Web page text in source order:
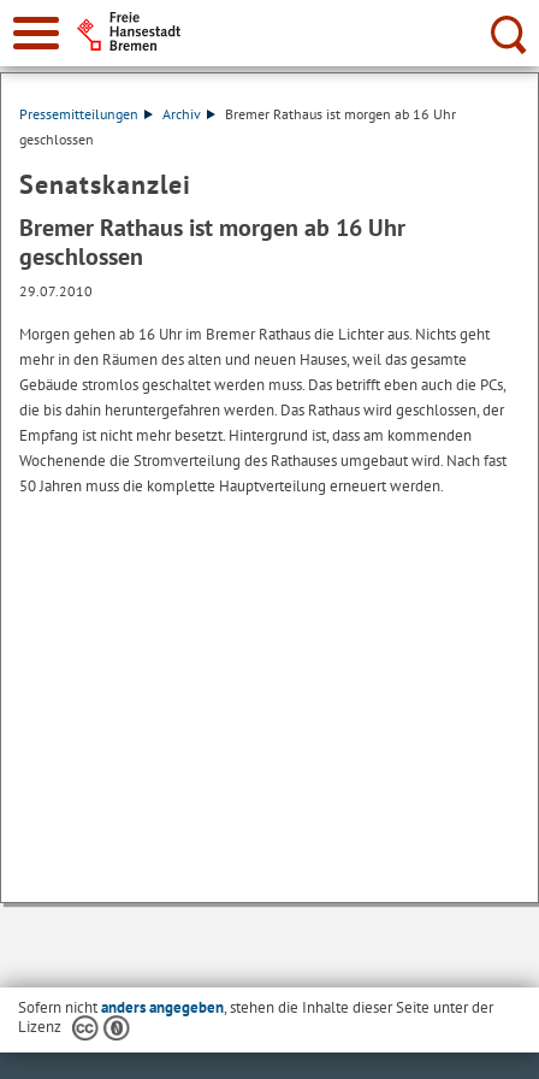
Suche:
Pressemitteilungen Archiv
Bremer Rathaus ist morgen ab 16 Uhr
geschlossen
Senatskanzlei
Bremer Rathaus ist morgen ab 16 Uhr
geschlossen
29.07.2010
Morgen gehen ab 16 Uhr im Bremer Rathaus die Lichter aus. Nichts geht
mehr in den Räumen des alten und neuen Hauses, weil das gesamte
Gebäude stromlos geschaltet werden muss. Das betrifft eben auch die PCs,
die bis dahin heruntergefahren werden. Das Rathaus wird geschlossen, der
Empfang ist nicht mehr besetzt. Hintergrund ist, dass am kommenden
Wochenende die Stromverteilung des Rathauses umgebaut wird. Nach fast
50 Jahren muss die komplette Hauptverteilung erneuert werden.
Sofern nichtanders angegeben, stehen die Inhalte dieser Seite unter der
Lizenz